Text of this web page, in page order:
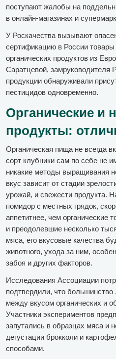
поступают жалобы на
в онлайн-магазинах и
У Роскачества вызывают
сертификацию в России
органических продуктов из
Саратцевой, замруководителя
продукции обнаруживали
пестицидов одновременно.
Органические и
продукты:
Органическая пища не всегда
сорт клубники сам по себе не
никакие методы выращивания
вкус зависит от стадии
урожай, и свежести продукта.
помидор с местных грядок,
аппетитнее, чем органические
и преодолевшие несколько
мяса, его вкусовые качества
животного, ухода за ним,
забоя и других факторов.
Исследования Ассоциации
подтвердили, что
между вкусом органических и
Участники экспериментов
запутались в образцах мяса и
дегустации брокколи и
способами.